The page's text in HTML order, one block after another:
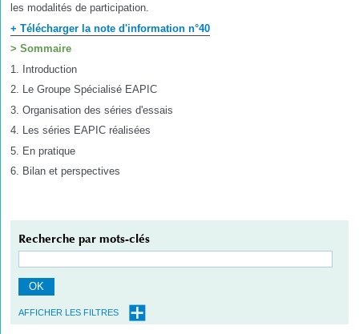
les modalités de participation.
+ Télécharger la note d'information n°40
> Sommaire
1. Introduction
2. Le Groupe Spécialisé EAPIC
3. Organisation des séries d'essais
4. Les séries EAPIC réalisées
5. En pratique
6. Bilan et perspectives
Recherche par mots-clés
OK
AFFICHER LES FILTRES